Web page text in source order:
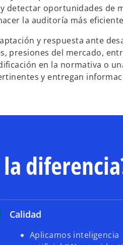
detectar oportunidades de
la auditoría más
y respuesta ante
presiones del mercado,
en la normativa o
y entregan
Calidad
Aplicamos inteligencia